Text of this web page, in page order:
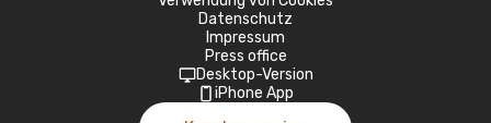
Datenschutz
Impressum
Press office
Desktop-Version
iPhone App